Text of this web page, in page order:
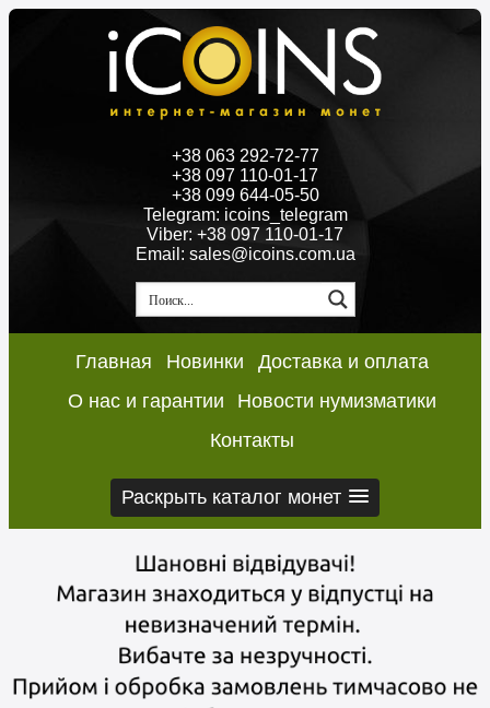
+38 063 292-72-77
+38 097 110-01-17
+38 099 644-05-50
Telegram: icoins_telegram
Viber: +38 097 110-01-17
Email: sales@icoins.com.ua
Главная Новинки
Доставка и оплата
О нас и гарантии
Новости нумизматики
Контакты
Раскрыть каталог монет